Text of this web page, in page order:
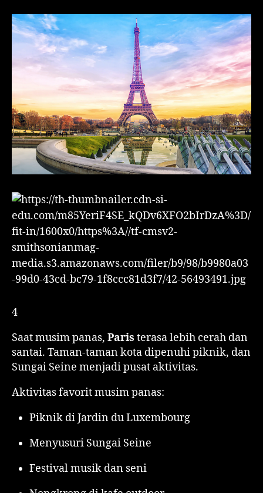
4
Saat musim panas, Paris terasa lebih cerah dan
santai. Taman-taman kota dipenuhi piknik, dan
Sungai Seine menjadi pusat aktivitas.
Aktivitas favorit musim panas:
Piknik di Jardin du Luxembourg
Menyusuri Sungai Seine
Festival musik dan seni